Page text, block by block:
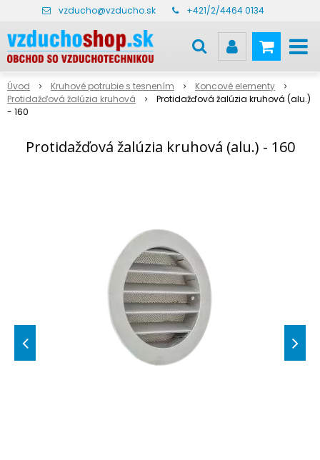
vzducho@vzducho.sk +421/2/4464 0134
Úvod Kruhové potrubie s tesnením
Koncové elementy
Protidažďová žalúzia kruhová
Protidažďová žalúzia kruhová (alu.)
- 160
Protidažďová žalúzia kruhová (alu.) - 160